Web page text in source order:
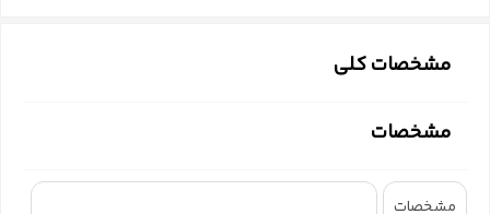
می‌توانید از طریق
بازیXbox و PS4/PS5
متصل شوید. همچنین، می‌توانید به
مشخصات کلی
مشخصات
مشخصات